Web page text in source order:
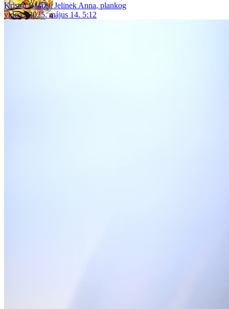
Kristóf Balázs,Jelinek Anna, plankog
video
2025. május 14. 5:12